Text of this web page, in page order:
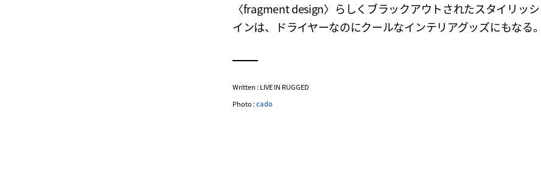
〈fragment design〉らしくブラックアウトされたスタイリッ
インは、ドライヤーなのにクールなインテリアグッズにもなる。
Written : LIVE IN RUGGED
Photo :cado